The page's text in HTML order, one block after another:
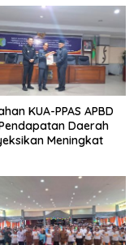
KUA-PPAS APBD
Daerah
Meningkat